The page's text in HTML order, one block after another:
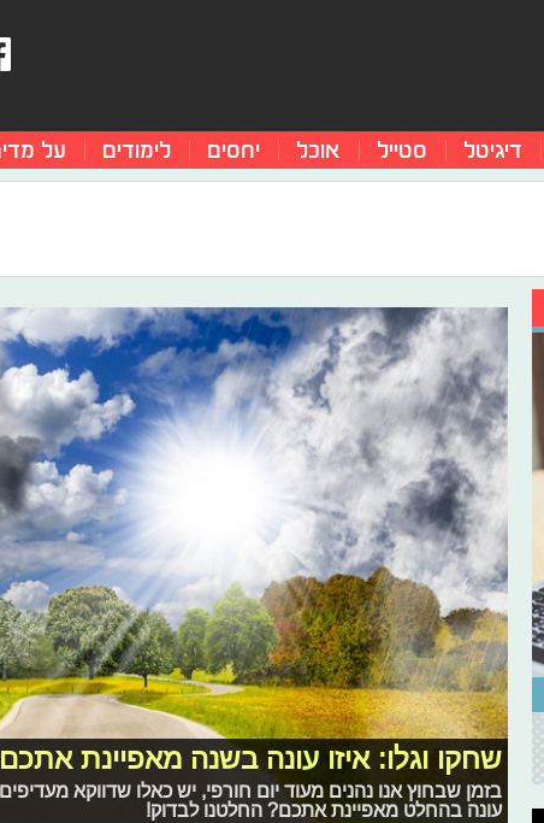
דיגיטל סטייל אוכל יחסים לימודים על
שחקו וגלו: איזו עונה בשנה מאפיינת
בזמן שבחוץ אנו נהנים מעוד יום חורפי, יש כאלו שדווקא
עונה בהחלט מאפיינת אתכם? החלטנו לבדוק!